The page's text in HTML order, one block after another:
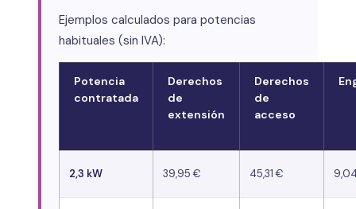
Ejemplos calculados para potencias
habituales (sin IVA):
Potencia
contratada
Derechos
de
extensión
Derechos
de
acceso
2,3 kW 39,95 € 45,31 €